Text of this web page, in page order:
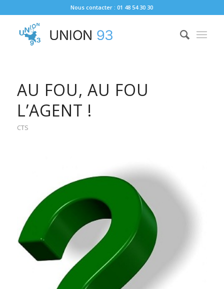
Nous contacter : 01 48 54 30 30
AU FOU, AU FOU
L’AGENT !
CTS